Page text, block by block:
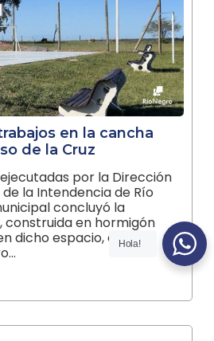
en la cancha
de la Cruz
por la Dirección
la Intendencia de Río
concluyó la
construida en hormigón
dicho espacio, en el
Hola!